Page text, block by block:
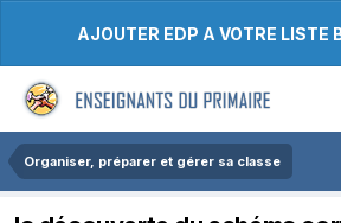
AJOUTER EDP A VOTRE LISTE
Organiser, préparer et gérer sa classe